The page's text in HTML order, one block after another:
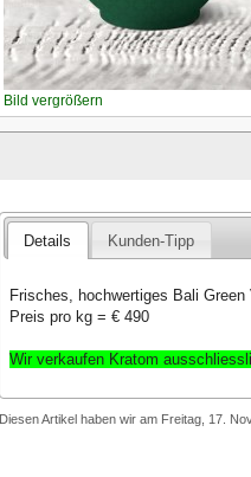
Bild vergrößern
Details Kunden-Tipp
Frisches, hochwertiges Bali
Preis pro kg = € 490
Wir verkaufen Kratom
Diesen Artikel haben wir am Freitag, 17.